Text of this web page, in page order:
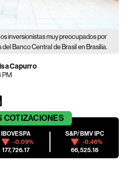
inversionistas muy preocupados por
del Banco Central de Brasil en Brasilia.
Capurro
PM
COTIZACIONES
IBOVESPA
-0.09%
177,726.17
S&P/BMV IPC
-0.46%
66,525.18